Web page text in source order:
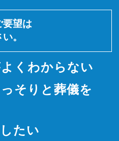
要望は
。
くわからない
そりと 葬儀を
たい